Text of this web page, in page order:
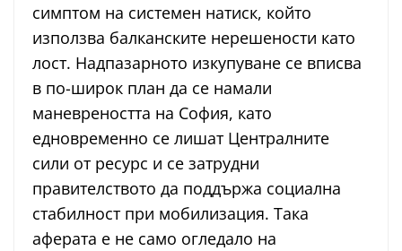
симптом на системен натиск, който
използва балканските нерешености като
лост. Надпазарното изкупуване се вписва
в по-широк план да се намали
маневреността на София, като
едновременно се лишат Централните
сили от ресурс и се затрудни
правителството да поддържа социална
стабилност при мобилизация. Така
аферата е не само огледало на